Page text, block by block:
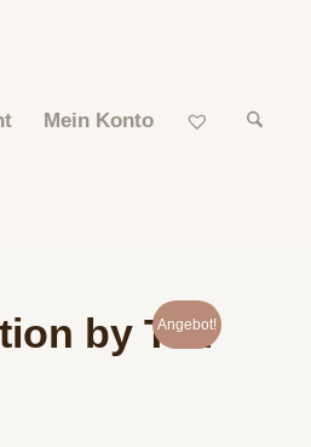
Mein Konto
Angebot!
by Tiki